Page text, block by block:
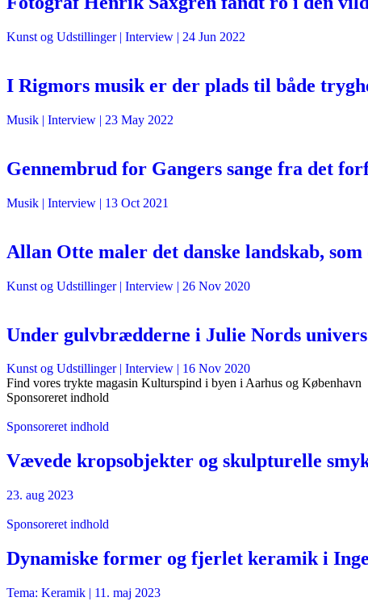
Kunst og Udstillinger| Interview | 24 Jun 2022
I Rigmors musik er der plads til både
Musik | Interview | 23 May 2022
Gennembrud for Gangers sange fra det
Musik | Interview | 13 Oct 2021
Allan Otte maler det danske landskab,
Kunst og Udstillinger| Interview | 26 Nov 2020
Under gulvbrædderne i Julie Nords univers
Kunst og Udstillinger| Interview | 16 Nov 2020
Find vores trykte magasin Kulturspind i byen i Aarhus og København
Sponsoreret indhold
Sponsoreret indhold
Vævede kropsobjekter og skulpturelle
23. aug 2023
Sponsoreret indhold
Dynamiske former og fjerlet keramik i
Tema: Keramik | 11. maj 2023